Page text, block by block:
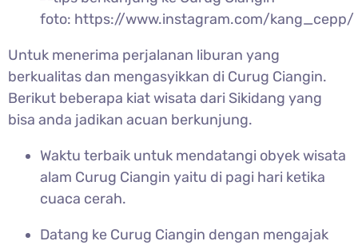
foto: https://www.instagram.com/kang_cepp/
Untuk menerima perjalanan liburan yang
berkualitas dan mengasyikkan di Curug Ciangin.
Berikut beberapa kiat wisata dari Sikidang yang
bisa anda jadikan acuan berkunjung.
Waktu terbaik untuk mendatangi obyek wisata
alam Curug Ciangin yaitu di pagi hari ketika
cuaca cerah.
Datang ke Curug Ciangin dengan mengajak